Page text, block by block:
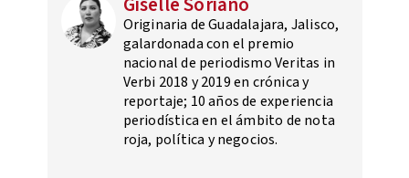
Originaria de Guadalajara, Jalisco,
galardonada con el premio
nacional de periodismo Veritas in
Verbi 2018 y 2019 en crónica y
reportaje; 10 años de experiencia
periodística en el ámbito de nota
roja, política y negocios.